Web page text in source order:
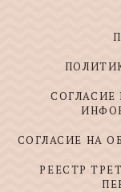
СОГЛАСИЕ
СОГЛАСИЕ НА
РЕЕСТР